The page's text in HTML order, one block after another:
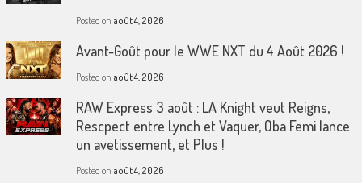
Posted on août 4, 2026
Avant-Goût pour le WWE NXT du 4 Août 2026 !
Posted on août 4, 2026
RAW Express 3 août : LA Knight veut Reigns,
Rescpect entre Lynch et Vaquer, Oba Femi lance
un avetissement, et Plus !
Posted on août 4, 2026